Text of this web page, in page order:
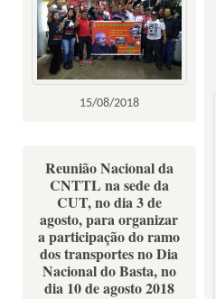
15/08/2018
Reunião Nacional da
CNTTL na sede da
CUT, no dia 3 de
agosto, para organizar
a participação do ramo
dos transportes no Dia
Nacional do Basta, no
dia 10 de agosto 2018